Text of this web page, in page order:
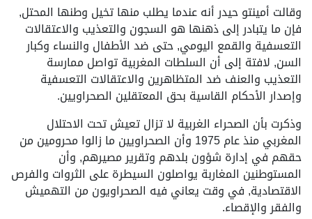
وقالت أمينتو حيدر أنه عندما يطلب منها تخيل وطنها المحتل,
فإن ما يتبادر إلى ذهنها هو السجون والتعذيب والاعتقالات
التعسفية والقمع اليومي, حتى ضد الأطفال والنساء وكبار
السن, لافتة إلى أن السلطات المغربية تواصل ممارسة
التعذيب والعنف ضد المتظاهرين والاعتقالات التعسفية
وإصدار الأحكام القاسية بحق المعتقلين الصحراويين.
وذكرت بأن الصحراء الغربية لا تزال تعيش تحت الاحتلال
المغربي منذ عام 1975 وأن الصحراويين ما زالوا محرومين من
حقهم في إدارة شؤون بلدهم وتقرير مصيرهم, وأن
المستوطنين المغاربة يواصلون السيطرة على الثروات والفرص
الاقتصادية, في وقت يعاني فيه الصحراويون من التهميش
والفقر والإقصاء.